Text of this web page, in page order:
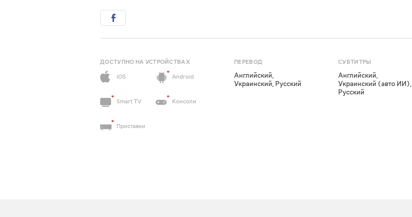
ДОСТУПНО НА УСТРОЙСТВАХ
iOS
Android
Smart TV Консоли
Приставки
ПЕРЕВОД
Английский,
Украинский, Русский
СУБТИТРЫ
Английский,
Украинский (авто ИИ),
Русский